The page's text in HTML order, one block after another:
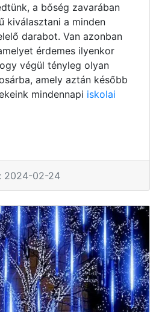
a bőség zavarában
kiválasztani a minden
darabot. Van azonban
érdemes ilyenkor
végül tényleg olyan
amely aztán később
mindennapi iskolai
2024-02-24